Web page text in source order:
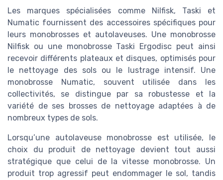
Les marques spécialisées comme Nilfisk, Taski et
Numatic fournissent des accessoires spécifiques pour
leurs monobrosses et autolaveuses. Une monobrosse
Nilfisk ou une monobrosse Taski Ergodisc peut ainsi
recevoir différents plateaux et disques, optimisés pour
le nettoyage des sols ou le lustrage intensif. Une
monobrosse Numatic, souvent utilisée dans les
collectivités, se distingue par sa robustesse et la
variété de ses brosses de nettoyage adaptées à de
nombreux types de sols.
Lorsqu’une autolaveuse monobrosse est utilisée, le
choix du produit de nettoyage devient tout aussi
stratégique que celui de la vitesse monobrosse. Un
produit trop agressif peut endommager le sol, tandis